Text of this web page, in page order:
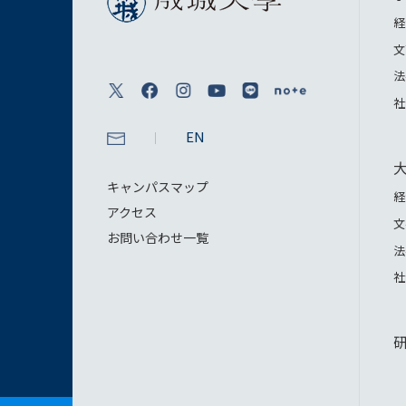
EN
キャンパスマップ
アクセス
お問い合わせ一覧